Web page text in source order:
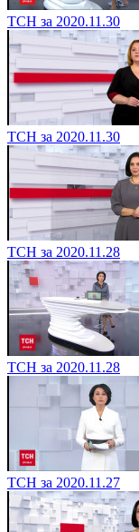
ТСН за 2020.11.30
ТСН за 2020.11.30
ТСН за 2020.11.28
ТСН за 2020.11.28
ТСН за 2020.11.27